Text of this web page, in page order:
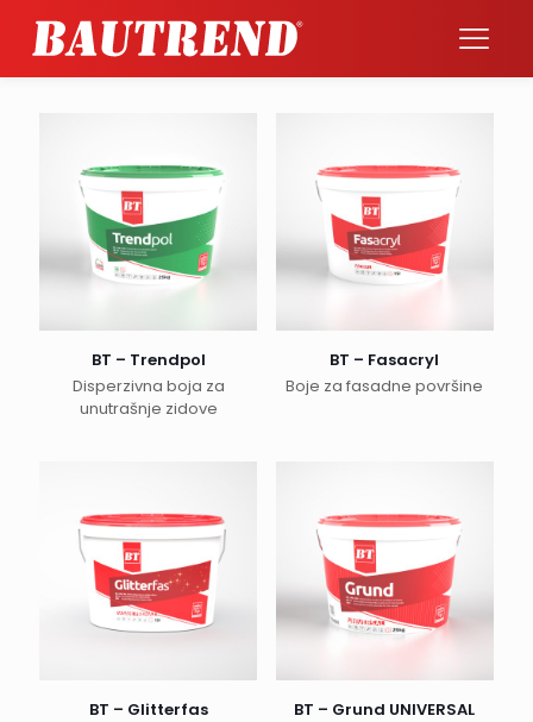
BT – Trendpol
Disperzivna boja za
unutrašnje zidove
BT – Fasacryl
Boje za fasadne površine
BT – Glitterfas
BT – Grund UNIVERSAL